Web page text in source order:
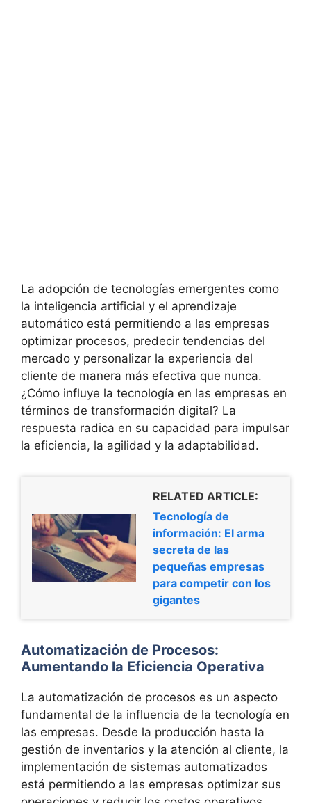
La adopción de tecnologías emergentes como
la inteligencia artificial y el aprendizaje
automático está permitiendo a las empresas
optimizar procesos, predecir tendencias del
mercado y personalizar la experiencia del
cliente de manera más efectiva que nunca.
¿Cómo influye la tecnología en las empresas en
términos de transformación digital? La
respuesta radica en su capacidad para impulsar
la eficiencia, la agilidad y la adaptabilidad.
RELATED ARTICLE:
Tecnología de
información: El arma
secreta de las
pequeñas empresas
para competir con los
gigantes
Automatización de Procesos:
Aumentando la Eficiencia Operativa
La automatización de procesos es un aspecto
fundamental de la influencia de la tecnología en
las empresas. Desde la producción hasta la
gestión de inventarios y la atención al cliente, la
implementación de sistemas automatizados
está permitiendo a las empresas optimizar sus